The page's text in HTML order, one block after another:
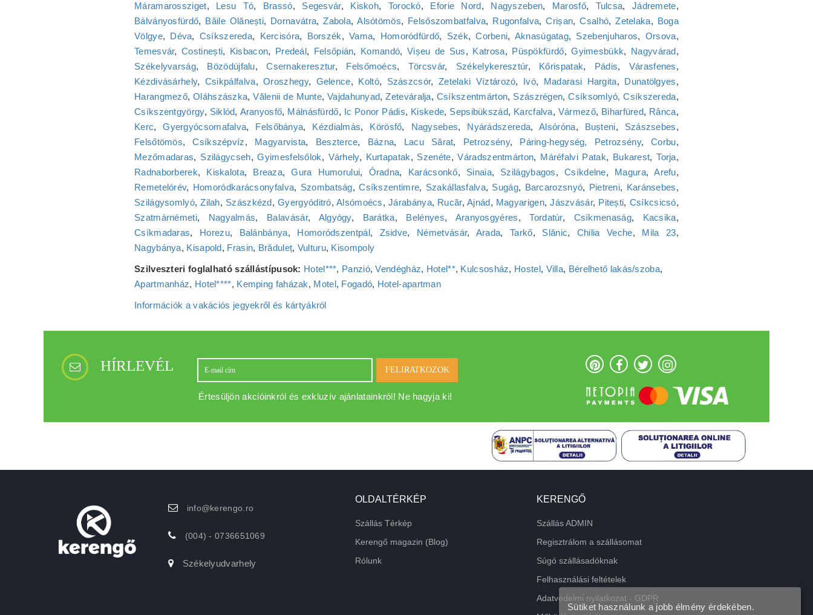
Máramarossziget, Lesu Tó, Brassó, Segesvár, Kiskoh, Torockó, Eforie Nord, Nagyszeben, Marosfő, Tulcsa, Jádremete,
Bálványosfürdő, Băile Olănești, Dornavátra,Zabola,Alsótömös, Felsőszombatfalva, Rugonfalva,Crișan,Csalhó,Zetelaka, Boga
Völgye, Déva, Csíkszereda, Kercisóra, Borszék,Vama, Homoródfürdő, Szék,Corbeni, Aknasúgatag, Szebenjuharos, Orsova,
Temesvár,Costinești, Kisbacon, Predeál, Felsőpián, Komandó, Vișeu de Sus, Katrosa, Püspökfürdő,Gyimesbükk, Nagyvárad,
Székelyvarság, Bözödújfalu,Csernakeresztur, Felsőmoécs, Törcsvár, Székelykeresztúr, Kőrispatak, Pádis, Várasfenes,
Kézdivásárhely, Csikpálfalva,Oroszhegy, Gelence, Koltó, Szászcsór, Zetelaki Víztározó, Ivó, Madarasi Hargita, Dunatölgyes,
Harangmező,Oláhszászka,Vălenii de Munte,Vajdahunyad,Zeteváralja, Csíkszentmárton, Szászrégen,Csíksomlyó, Csíkszereda,
Csíkszentgyörgy, Siklód, Aranyosfő, Málnásfürdő, Ic Ponor Pádis, Kiskede, Sepsibükszád, Karcfalva, Vármező, Biharfüred, Rânca,
Kerc,Gyergyócsomafalva, Felsőbánya, Kézdialmás, Körösfő, Nagysebes, Nyárádszereda,Alsóróna, Bușteni, Szászsebes,
Felsőtömös,Csíkszépvíz, Magyarvista, Beszterce, Bázna, Lacu Sărat, Petrozsény, Páring-hegység, Petrozsény,Corbu,
Mezőmadaras, Szilágycseh,Gyimesfelsőlok, Várhely, Kurtapatak, Szenéte,Váradszentmárton, Máréfalvi Patak, Bukarest,Torja,
Radnaborberek, Kiskalota, Breaza,Gura Humorului, Óradna, Karácsonkő, Sinaia, Szilágybagos,Csíkdelne, Magura,Arefu,
Remetelórév, Homoródkarácsonyfalva, Szombatság,Csíkszentimre, Szakállasfalva, Sugág, Barcarozsnyó, Pietreni, Karánsebes,
Szilágysomlyó,Zilah, Szászkézd,Gyergyóditró,Alsómoécs,Járabánya, Rucăr,Ajnád, Magyarigen,Jászvásár, Pitești, Csíkcsicsó,
Szatmárnémeti, Nagyalmás, Balavásár, Algyógy, Barátka, Belényes, Aranyosgyéres,Tordatúr, Csíkmenaság, Kacsika,
Csíkmadaras, Horezu, Balánbánya, Homoródszentpál, Zsidve, Németvásár, Arada,Tarkő, Slănic, Chilia Veche, Mila 23,
Nagybánya, Kisapold, Frasin, Brăduleț, Vulturu, Kisompoly
Szilveszteri foglalható szállástípusok: Hotel***, Panzió,Vendégház, Hotel**, Kulcsosház, Hostel, Villa, Bérelhető lakás/szoba,
Apartmanház, Hotel****, Kemping faházak, Motel, Fogadó, Hotel‑apartman
Információk a vakációs jegyekről és kártyákról
HÍRLEVÉL FELIRATKOZOK
Értesüljön akcióinkról és exkluzív ajánlatainkról! Ne hagyja ki!
info@kerengo.ro
(004) - 0736651069
Székelyudvarhely
OLDALTÉRKÉP
Szállás Térkép
Kerengő magazin (Blog)
Rólunk
KERENGŐ
Szállás ADMIN
Regisztrálom a szállásomat
Súgó szállásadóknak
Felhasználási feltételek
Adatvédelmi nyilatkozat - GDPR
Sütiket használunk a jobb élmény érdekében.